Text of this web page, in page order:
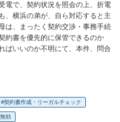
電で、契約状況を照会の上、折電
、横浜の弟が、自ら対応すると主
は、まったく契約交渉・事務手続
約書を優先的に保管できるのか
ばいいのか不明にて、本件、問合
契約書作成・リーガルチェック
効